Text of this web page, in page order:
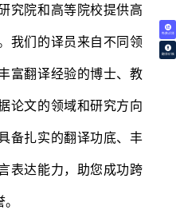
免费试译
翻译价格
究院和高等院校提供高
我们的译员来自不同领
富翻译经验的博士、教
论文的领域和研究方向
备扎实的翻译功底、丰
表达能力，助您成功跨